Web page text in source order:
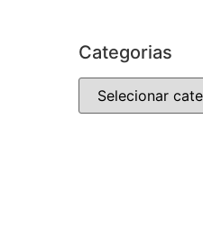
Categorias